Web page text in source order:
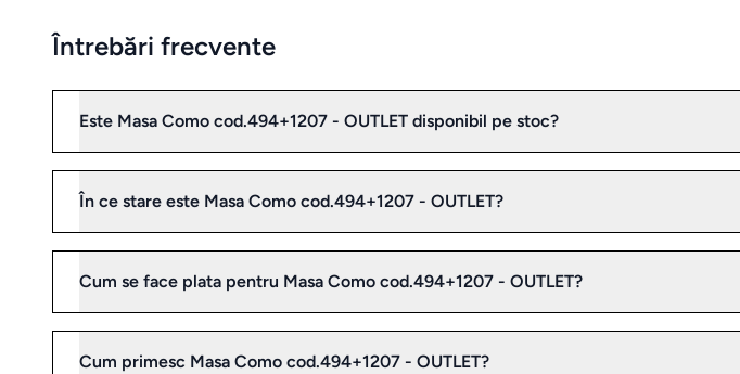
Întrebări frecvente
Este Masa Como cod.494+1207 - OUTLET disponibil pe stoc?
În ce stare este Masa Como cod.494+1207 - OUTLET?
Cum se face plata pentru Masa Como cod.494+1207 - OUTLET?
Cum primesc Masa Como cod.494+1207 - OUTLET?